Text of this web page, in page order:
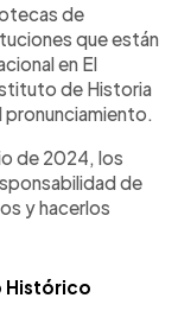
de
que están
en El
de Historia
de 2024, los
de
y hacerlos
Histórico